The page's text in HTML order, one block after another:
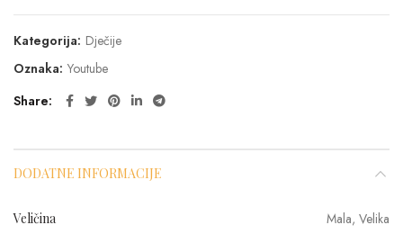
Kategorija: Dječije
Oznaka: Youtube
Share
DODATNE INFORMACIJE
Veličina Mala, Velika